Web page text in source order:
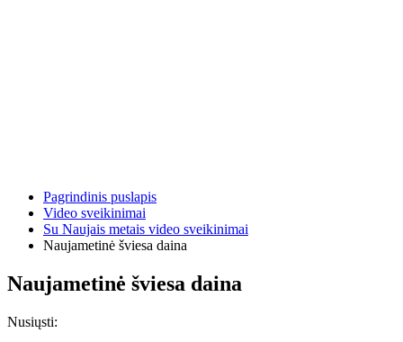
Pagrindinis puslapis
Video sveikinimai
Su Naujais metais video sveikinimai
Naujametinė šviesa daina
Naujametinė šviesa daina
Nusiųsti: